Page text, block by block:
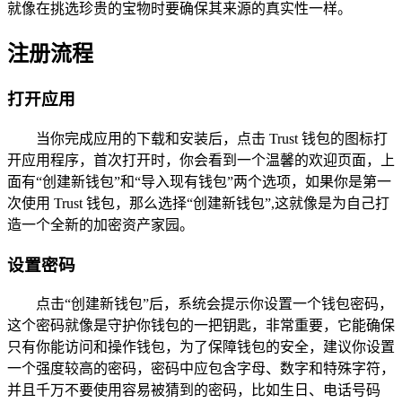
就像在挑选珍贵的宝物时要确保其来源的真实性一样。
注册流程
打开应用
当你完成应用的下载和安装后，点击 Trust 钱包的图标打
开应用程序，首次打开时，你会看到一个温馨的欢迎页面，上
面有“创建新钱包”和“导入现有钱包”两个选项，如果你是第一
次使用 Trust 钱包，那么选择“创建新钱包”,这就像是为自己打
造一个全新的加密资产家园。
设置密码
点击“创建新钱包”后，系统会提示你设置一个钱包密码，
这个密码就像是守护你钱包的一把钥匙，非常重要，它能确保
只有你能访问和操作钱包，为了保障钱包的安全，建议你设置
一个强度较高的密码，密码中应包含字母、数字和特殊字符，
并且千万不要使用容易被猜到的密码，比如生日、电话号码